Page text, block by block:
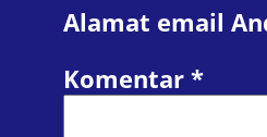
Alamat email
Komentar *